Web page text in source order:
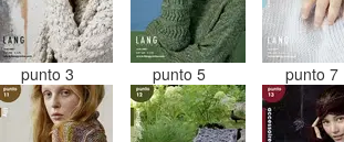
punto 3 punto 5 punto 7